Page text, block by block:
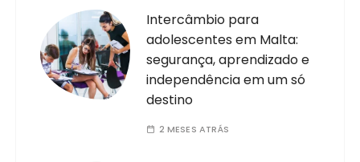
Intercâmbio para
adolescentes em Malta:
segurança, aprendizado e
independência em um só
destino
2 MESES ATRÁS